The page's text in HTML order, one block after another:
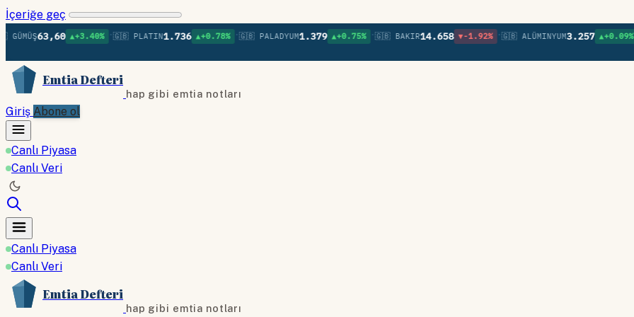
İçeriğe geç
63,60 ▲+3.40% •🇬🇧 PLATIN1.736 ▲+0.78% •🇬🇧 PALADYUM1.379 ▲+0.75% •🇬🇧 BAKIR 14.658 ▼-1.92% • 🇬🇧 ALÜMINYUM3.257 ▲+0.09% •🇬🇧
Emtia Defteri
hap gibi emtia notları
Giriş Abone ol
Canlı Piyasa
Canlı Veri
Canlı Piyasa
Canlı Veri
Emtia Defteri
hap gibi emtia notları